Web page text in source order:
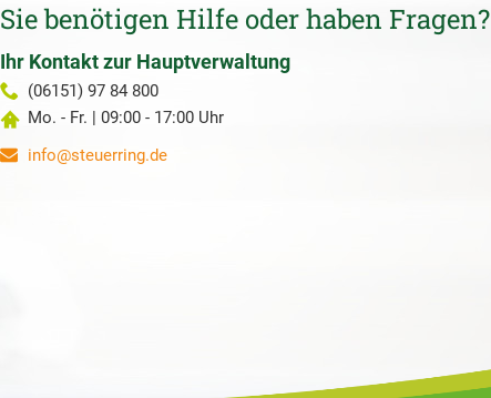
Sie benötigen Hilfe oder haben Fragen?
Ihr Kontakt zur Hauptverwaltung
(06151) 97 84 800
Mo. - Fr. | 09:00 - 17:00 Uhr
info@steuerring.de